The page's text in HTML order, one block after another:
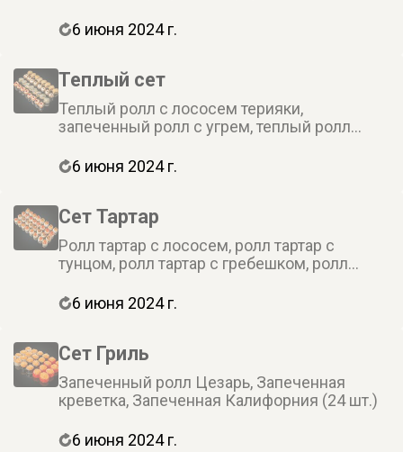
6 июня 2024 г.
Теплый сет
Теплый ролл с лососем терияки,
запеченный ролл с угрем, теплый ролл
лососем (32 шт.)
6 июня 2024 г.
Cет Тартар
Ролл тартар с лососем, ролл тартар с
тунцом, ролл тартар с гребешком, ролл
6 июня 2024 г.
Сет Гриль
Запеченный ролл Цезарь, Запеченная
креветка, Запеченная Калифорния (24 шт.)
6 июня 2024 г.